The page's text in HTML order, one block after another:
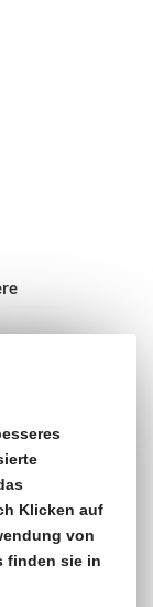
Klicken auf
von
finden sie in